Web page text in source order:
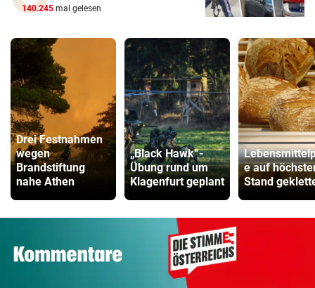
140.245 mal gelesen
Drei Festnahmen
wegen
Brandstiftung
nahe Athen
„Black Hawk“-
Übung rund um
Klagenfurt geplant
e auf
Stand